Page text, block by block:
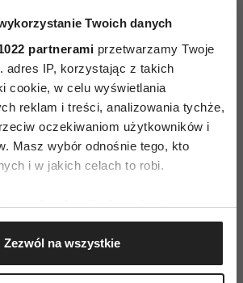
Twoich danych
partnerami przetwarzamy Twoje
adres IP, korzystając z takich
cookie, w celu wyświetlania
reklam i treści, analizowania tychże,
oczekiwaniom użytkowników i
Masz wybór odnośnie tego, kto
i w jakich celach to robi.
zgodę, chcielibyśmy również:
dane dotyczące Twojej lokalizacji
z dokładnością nawet do kilku metrów
Twoje urządzenie, aktywnie
Zezwól na wszystkie
ZAMÓW
DRUKOWANE
E-WYDANIE